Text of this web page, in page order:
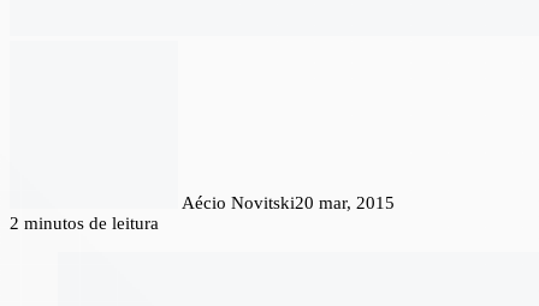
Aécio Novitski20 mar, 2015
2 minutos de leitura